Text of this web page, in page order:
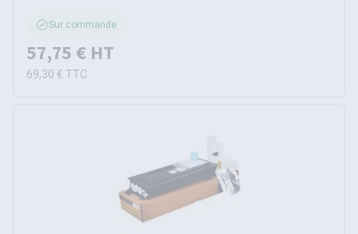
Sur commande
57,75 € HT
69,30 € TTC